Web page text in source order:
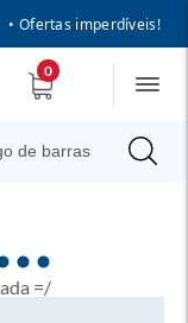
• Ofertas imperdíveis!
0
=/